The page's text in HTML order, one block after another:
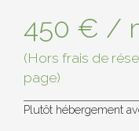
450 € /
(Hors frais de
page)
Plutôt hébergement